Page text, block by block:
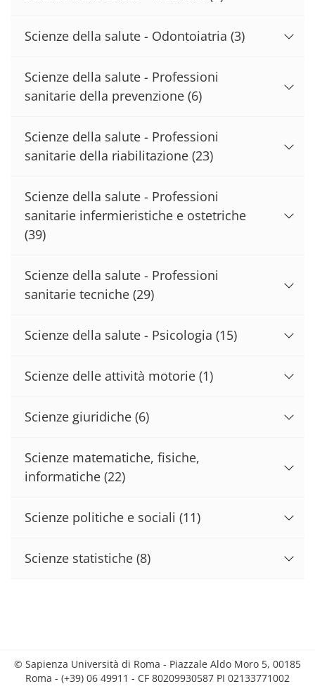
Scienze della salute - Odontoiatria (3)
Scienze della salute - Professioni
sanitarie della prevenzione (6)
Scienze della salute - Professioni
sanitarie della riabilitazione (23)
Scienze della salute - Professioni
sanitarie infermieristiche e ostetriche
(39)
Scienze della salute - Professioni
sanitarie tecniche (29)
Scienze della salute - Psicologia (15)
Scienze delle attività motorie (1)
Scienze giuridiche (6)
Scienze matematiche, fisiche,
informatiche (22)
Scienze politiche e sociali (11)
Scienze statistiche (8)
© Sapienza Università di Roma - Piazzale Aldo Moro 5, 00185
Roma - (+39) 06 49911 - CF 80209930587 PI 02133771002